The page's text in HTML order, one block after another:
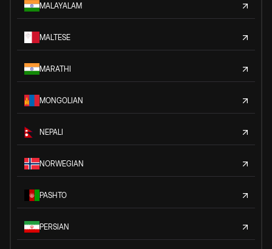
MALAYALAM
MALTESE
MARATHI
MONGOLIAN
NEPALI
NORWEGIAN
PASHTO
PERSIAN